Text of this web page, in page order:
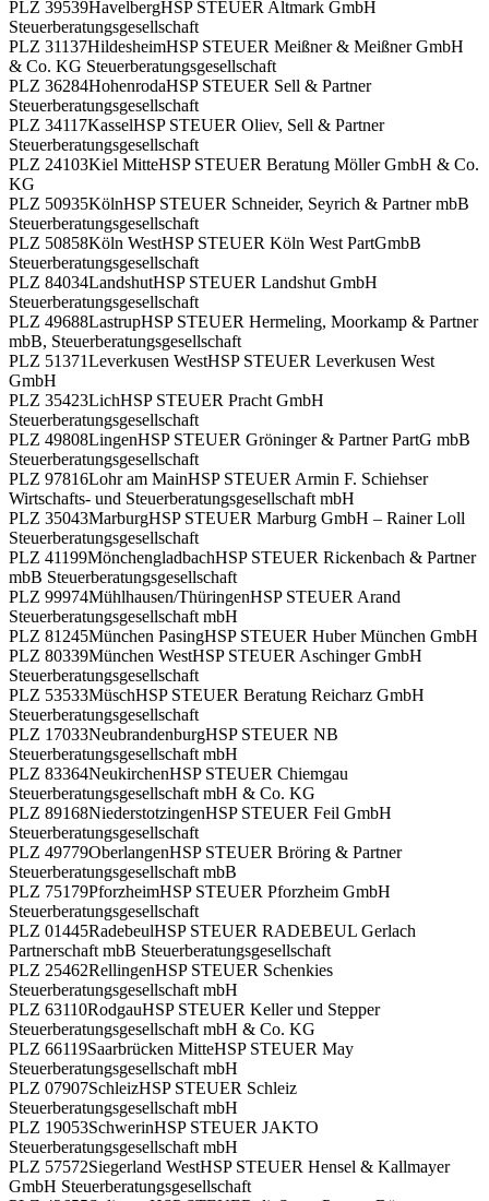
PLZ 39539HavelbergHSP STEUER Altmark GmbH
Steuerberatungsgesellschaft
PLZ 31137HildesheimHSP STEUER Meißner & Meißner GmbH
& Co. KG Steuerberatungsgesellschaft
PLZ 36284HohenrodaHSP STEUER Sell & Partner
Steuerberatungsgesellschaft
PLZ 34117KasselHSP STEUER Oliev, Sell & Partner
Steuerberatungsgesellschaft
PLZ 24103Kiel MitteHSP STEUER Beratung Möller GmbH & Co.
KG
PLZ 50935KölnHSP STEUER Schneider, Seyrich & Partner mbB
Steuerberatungsgesellschaft
PLZ 50858Köln WestHSP STEUER Köln West PartGmbB
Steuerberatungsgesellschaft
PLZ 84034LandshutHSP STEUER Landshut GmbH
Steuerberatungsgesellschaft
PLZ 49688LastrupHSP STEUER Hermeling, Moorkamp & Partner
mbB, Steuerberatungsgesellschaft
PLZ 51371Leverkusen WestHSP STEUER Leverkusen West
GmbH
PLZ 35423LichHSP STEUER Pracht GmbH
Steuerberatungsgesellschaft
PLZ 49808LingenHSP STEUER Gröninger & Partner PartG mbB
Steuerberatungsgesellschaft
PLZ 97816Lohr am MainHSP STEUER Armin F. Schiehser
Wirtschafts- und Steuerberatungsgesellschaft mbH
PLZ 35043MarburgHSP STEUER Marburg GmbH – Rainer Loll
Steuerberatungsgesellschaft
PLZ 41199MönchengladbachHSP STEUER Rickenbach & Partner
mbB Steuerberatungsgesellschaft
PLZ 99974Mühlhausen/ThüringenHSP STEUER Arand
Steuerberatungsgesellschaft mbH
PLZ 81245München PasingHSP STEUER Huber München GmbH
PLZ 80339München WestHSP STEUER Aschinger GmbH
Steuerberatungsgesellschaft
PLZ 53533MüschHSP STEUER Beratung Reicharz GmbH
Steuerberatungsgesellschaft
PLZ 17033NeubrandenburgHSP STEUER NB
Steuerberatungsgesellschaft mbH
PLZ 83364NeukirchenHSP STEUER Chiemgau
Steuerberatungsgesellschaft mbH & Co. KG
PLZ 89168NiederstotzingenHSP STEUER Feil GmbH
Steuerberatungsgesellschaft
PLZ 49779OberlangenHSP STEUER Bröring & Partner
Steuerberatungsgesellschaft mbB
PLZ 75179PforzheimHSP STEUER Pforzheim GmbH
Steuerberatungsgesellschaft
PLZ 01445RadebeulHSP STEUER RADEBEUL Gerlach
Partnerschaft mbB Steuerberatungsgesellschaft
PLZ 25462RellingenHSP STEUER Schenkies
Steuerberatungsgesellschaft mbH
PLZ 63110RodgauHSP STEUER Keller und Stepper
Steuerberatungsgesellschaft mbH & Co. KG
PLZ 66119Saarbrücken MitteHSP STEUER May
Steuerberatungsgesellschaft mbH
PLZ 07907SchleizHSP STEUER Schleiz
Steuerberatungsgesellschaft mbH
PLZ 19053SchwerinHSP STEUER JAKTO
Steuerberatungsgesellschaft mbH
PLZ 57572Siegerland WestHSP STEUER Hensel & Kallmayer
GmbH Steuerberatungsgesellschaft